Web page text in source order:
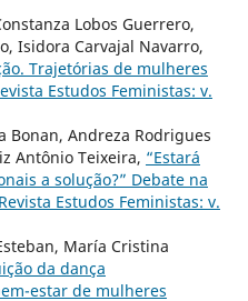
Lobos Guerrero,
Isidora Carvajal Navarro,
Trajetórias de mulheres
Estudos Feministas: v.
Bonan, Andreza Rodrigues
Antônio Teixeira, “Estará
a solução?” Debate na
Revista Estudos Feministas: v.
María Cristina
da dança
estar de mulheres